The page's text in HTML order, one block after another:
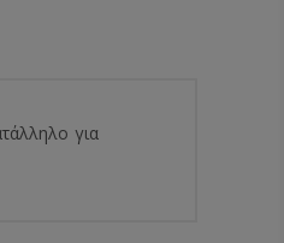
για